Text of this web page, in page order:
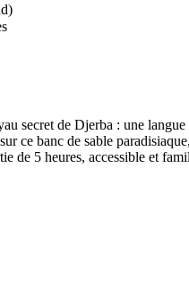
secret de Djerba : une
ce banc de sable
de 5 heures, accessible et